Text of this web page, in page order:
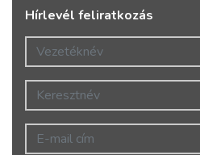
Hírlevél feliratkozás
Vezetéknév
Keresztnév
E-mail cím